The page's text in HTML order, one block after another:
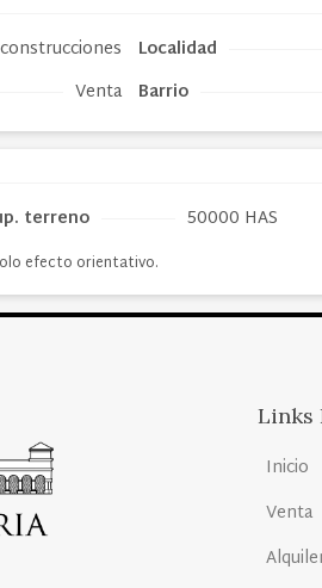
Venta
Localidad
Barrio
terreno 50000 HAS
efecto orientativo.
Links
Inicio
Venta